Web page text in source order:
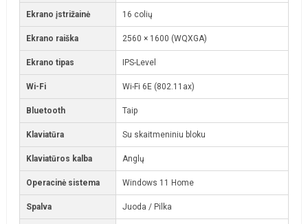
Ekrano įstrižainė 16 colių
Ekrano raiška 2560 × 1600 (WQXGA)
Ekrano tipas IPS-Level
Wi-Fi Wi-Fi 6E (802.11ax)
Bluetooth Taip
Klaviatūra Su skaitmeniniu bloku
Klaviatūros kalba Anglų
Operacinė sistema Windows 11 Home
Spalva Juoda / Pilka